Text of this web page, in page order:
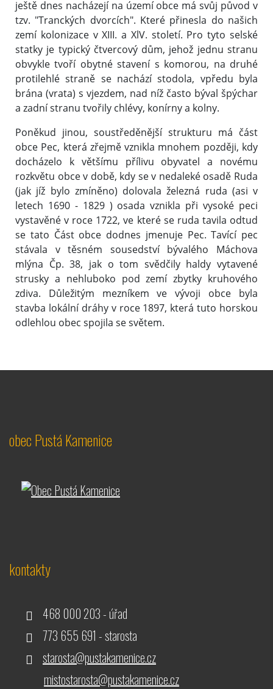
ještě dnes nacházejí na území obce má svůj původ v
tzv. "Tranckých dvorcích". Které přinesla do našich
zemí kolonizace v XIII. a XlV. století. Pro tyto selské
statky je typický čtvercový dům‚ jehož jednu stranu
obvykle tvoří obytné stavení s komorou, na druhé
protilehlé straně se nachází stodola, vpředu byla
brána (vrata) s vjezdem, nad níž často býval špýchar
a zadní stranu tvořily chlévy, konírny a kolny.
Poněkud jinou, soustředěnější strukturu má část
obce Pec, která zřejmě vznikla mnohem později, kdy
docházelo k většímu přílivu obyvatel a novému
rozkvětu obce v době, kdy se v nedaleké osadě Ruda
(jak jíž bylo zmíněno) dolovala železná ruda (asi v
letech 1690 - 1829 ) osada vznikla při vysoké peci
vystavěné v roce 1722, ve které se ruda tavila odtud
se tato Část obce dodnes jmenuje Pec. Tavící pec
stávala v těsném sousedství bývalého Máchova
mlýna Čp. 38, jak o tom svědčily haldy vytavené
strusky a nehluboko pod zemí zbytky kruhového
zdiva. Důležitým mezníkem ve vývoji obce byla
stavba lokální dráhy v roce 1897, která tuto horskou
odlehlou obec spojila se světem.
obec Pustá Kamenice
kontakty
468 000 203 - úřad
773 655 691 - starosta
starosta@pustakamenice.cz
mistostarosta@pustakamenice.cz